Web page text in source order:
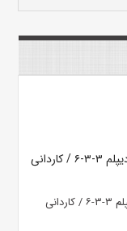
تمدید مهلت ارائه مدرک پیش دانشگاهی / دیپلم ۳-۳-۶ / کاردانی